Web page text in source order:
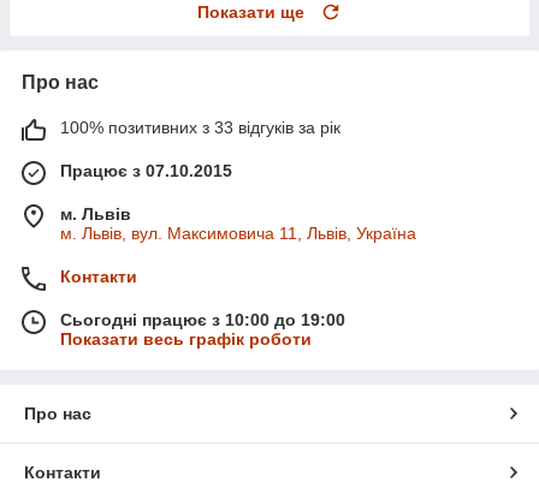
Показати ще
Про нас
100% позитивних з 33 відгуків за рік
Працює з 07.10.2015
м. Львів
м. Львів, вул. Максимовича 11, Львів, Україна
Контакти
Сьогодні працює з 10:00 до 19:00
Показати весь графік роботи
Про нас
Контакти